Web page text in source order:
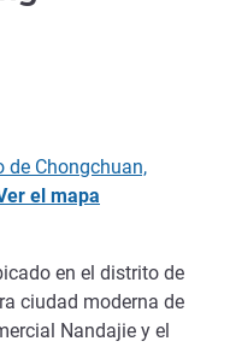
de Chongchuan,
el mapa
en el distrito de
ciudad moderna de
Nandajie y el